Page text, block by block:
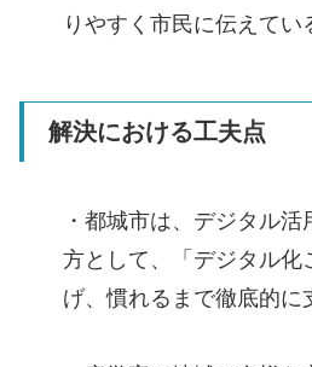
りやすく市民に伝えてい
解決における工夫点
・都城市は、デジタル活
方として、「デジタル化
げ、慣れるまで徹底的に